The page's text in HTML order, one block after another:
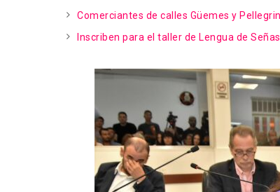
Comerciantes de calles Güemes y
Inscriben para el taller de Lengua de